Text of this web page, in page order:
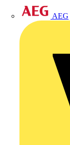
AEG